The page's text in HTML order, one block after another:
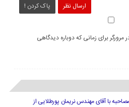
ارسال نظر پاک کردن !
برای زمانی که دوباره دیدگاهی
مصاحبه با آقای مهندس نریمان پورطلایی از